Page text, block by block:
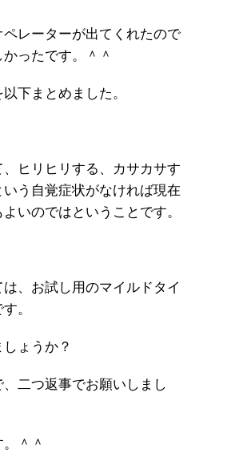
レーターが出てくれたので
ったです。＾＾
下まとめました。
、ヒリヒリする、カサカサす
いう自覚症状がなければ現在
いのではということです。
、お試し用のマイルドタイ
。
ょうか？
、二つ返事でお願いしまし
＾＾